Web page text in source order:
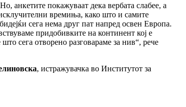
анкетите покажуваат дека вербата слабеe, а
времиња, како што и самите
сега нема друг пат напред освен Европа.
придобивките на континент кој е
сега отворено разговараме за нив“, рече
, истражувачка во Институтот за